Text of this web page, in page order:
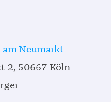
am Neumarkt
2, 50667 Köln